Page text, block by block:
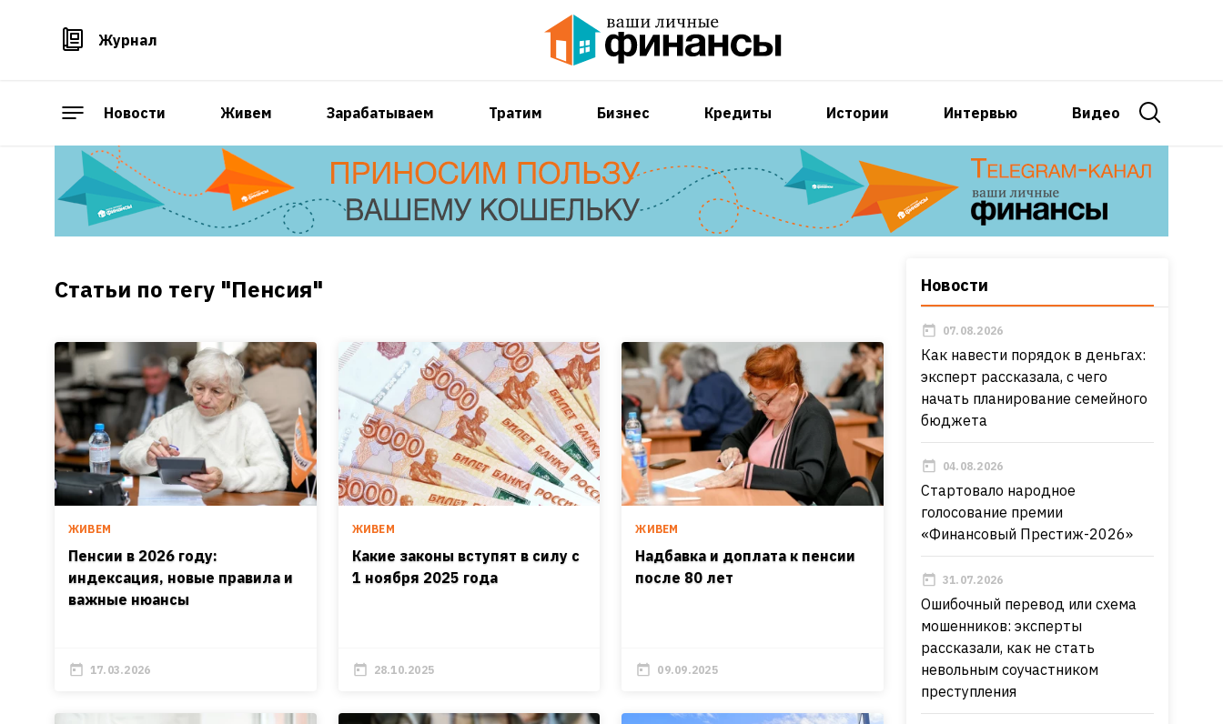
Журнал
Новости Живем Зарабатываем Тратим Бизнес Кредиты Истории Интервью Видео
Статьи по тегу "Пенсия"
ЖИВЕМ
Пенсии в 2026 году:
индексация, новые правила и
важные нюансы
17.03.2026
ЖИВЕМ
Какие законы вступят в силу с
1 ноября 2025 года
28.10.2025
ЖИВЕМ
Надбавка и доплата к пенсии
после 80 лет
09.09.2025
Новости
07.08.2026
Как навести порядок в деньгах:
эксперт рассказала, с чего
начать планирование семейного
бюджета
04.08.2026
Стартовало народное
голосование премии
«Финансовый Престиж-2026»
31.07.2026
Ошибочный перевод или схема
мошенников: эксперты
рассказали, как не стать
невольным соучастником
преступления